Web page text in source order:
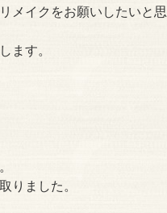
メイクをお願いしたいと思
ます。
りました。